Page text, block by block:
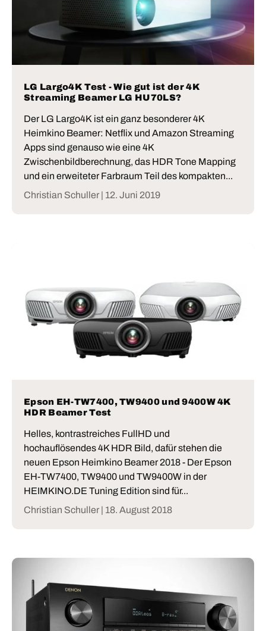
LG Largo4K Test - Wie gut ist der 4K
Streaming Beamer LG HU70LS?
Der LG Largo4K ist ein ganz besonderer 4K
Heimkino Beamer: Netflix und Amazon Streaming
Apps sind genauso wie eine 4K
Zwischenbildberechnung, das HDR Tone Mapping
und ein erweiteter Farbraum Teil des kompakten...
Christian Schuller | 12. Juni 2019
Epson EH-TW7400, TW9400 und 9400W 4K
HDR Beamer Test
Helles, kontrastreiches FullHD und
hochauflösendes 4K HDR Bild, dafür stehen die
neuen Epson Heimkino Beamer 2018 - Der Epson
EH-TW7400, TW9400 und TW9400W in der
HEIMKINO.DE Tuning Edition sind für...
Christian Schuller | 18. August 2018